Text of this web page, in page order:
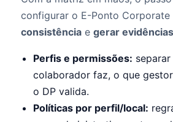
configurar o E-Ponto Corporate
consistência e gerar evidências
Perfis e permissões:
colaborador faz, o que
o DP valida.
Políticas por perfil/local: